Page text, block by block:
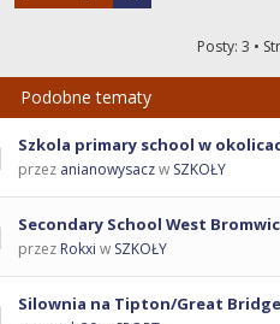
Posty: 3 •
Podobne tematy
Szkola primary school w
przez anianowysaczw SZKOŁY
Secondary School West
przez Rokxi w SZKOŁY
Silownia na Tipton/Great